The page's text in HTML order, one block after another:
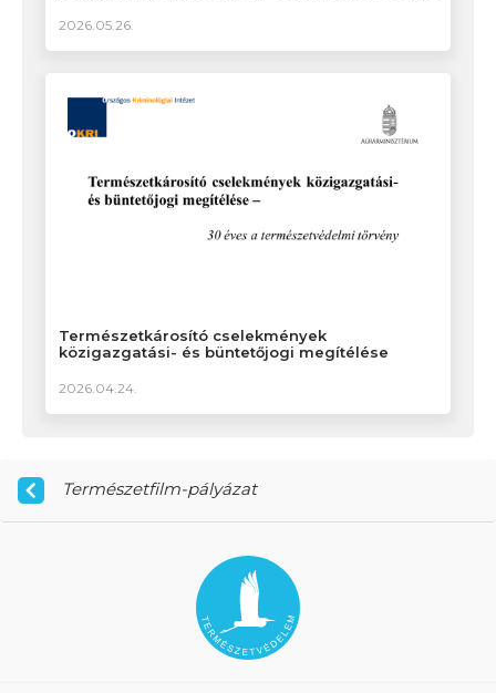
2026.05.26.
Természetkárosító cselekmények
közigazgatási- és büntetőjogi megítélése
2026.04.24.
Természetfilm-pályázat